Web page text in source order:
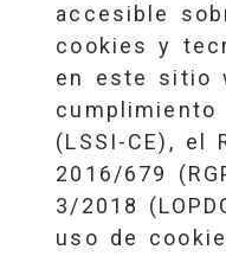
accesible
cookies y
en este sitio
cumplimiento
(LSSI-CE), el
2016/679
3/2018
uso de